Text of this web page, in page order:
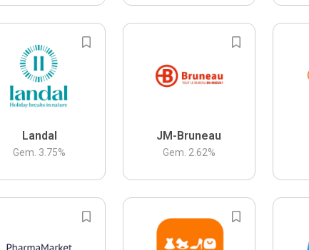
Landal
Gem. 3.75%
JM-Bruneau
Gem. 2.62%